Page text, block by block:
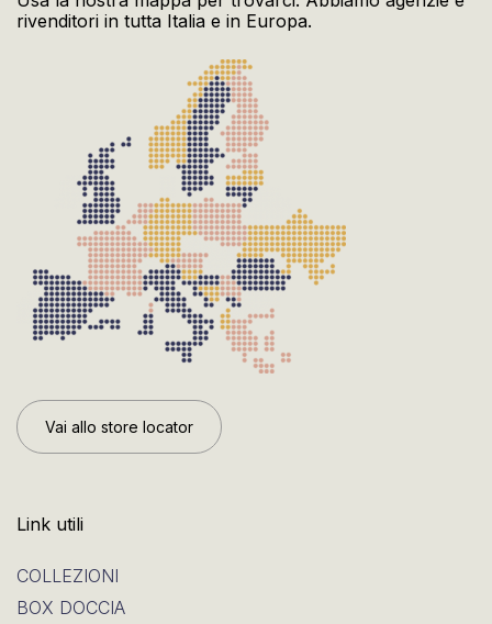
rivenditori in tutta Italia e in Europa.
Vai allo store locator
Link utili
COLLEZIONI
BOX DOCCIA